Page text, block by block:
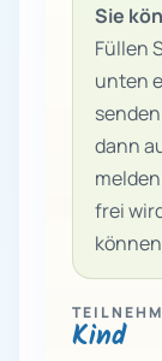
Sie
Füllen
unten
dann
frei
Kind